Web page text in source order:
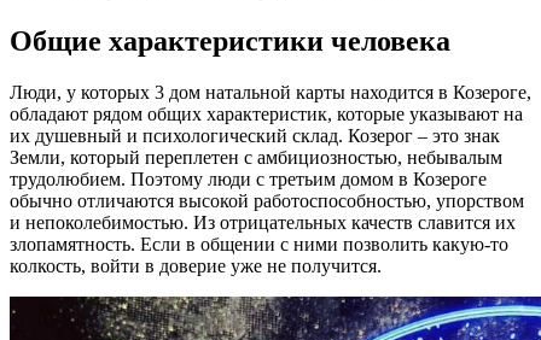
Общие характеристики человека
Люди, у которых 3 дом натальной карты находится в Козероге,
обладают рядом общих характеристик, которые указывают на
их душевный и психологический склад. Козерог – это знак
Земли, который переплетен с амбициозностью, небывалым
трудолюбием. Поэтому люди с третьим домом в Козероге
обычно отличаются высокой работоспособностью, упорством
и непоколебимостью. Из отрицательных качеств славится их
злопамятность. Если в общении с ними позволить какую-то
колкость, войти в доверие уже не получится.